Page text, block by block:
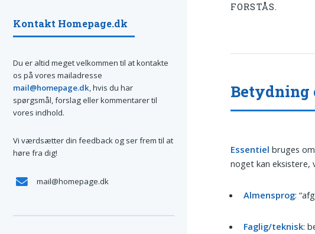
FORSTÅS.
Betydning
Essentiel bruges
noget kan eksistere,
Almensprog:
Faglig/teknisk:
Kontakt Homepage.dk
Du er altid meget velkommen til at kontakte
os på vores mailadresse
mail@homepage.dk, hvis du har
spørgsmål, forslag eller kommentarer til
vores indhold.
Vi værdsætter din feedback og ser frem til at
høre fra dig!
mail@homepage.dk